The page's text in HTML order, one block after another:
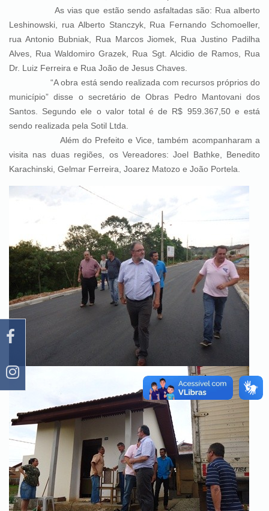
As vias que estão sendo asfaltadas são: Rua alberto
Leshinowski, rua Alberto Stanczyk, Rua Fernando Schomoeller,
rua Antonio Bubniak, Rua Marcos Jiomek, Rua Justino Padilha
Alves, Rua Waldomiro Grazek, Rua Sgt. Alcidio de Ramos, Rua
Dr. Luiz Ferreira e Rua João de Jesus Chaves.
“A obra está sendo realizada com recursos próprios do
município” disse o secretário de Obras Pedro Mantovani dos
Santos. Segundo ele o valor total é de R$ 959.367,50 e está
sendo realizada pela Sotil Ltda.
Além do Prefeito e Vice, também acompanharam a
visita nas duas regiões, os Vereadores: Joel Bathke, Benedito
Karachinski, Gelmar Ferreira, Joarez Matozo e João Portela.